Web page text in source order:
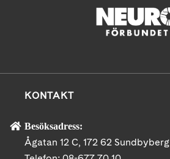
KONTAKT
Besöksadress:
Ågatan 12 C, 172 62 Sundbyberg